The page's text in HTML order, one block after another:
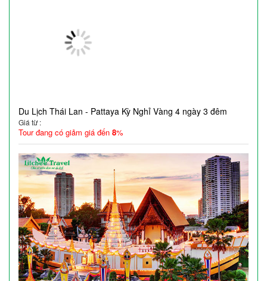
Du Lịch Thái Lan - Pattaya Kỳ Nghỉ Vàng 4 ngày 3 đêm
Giá từ :
Tour đang có giảm giá đến 8%